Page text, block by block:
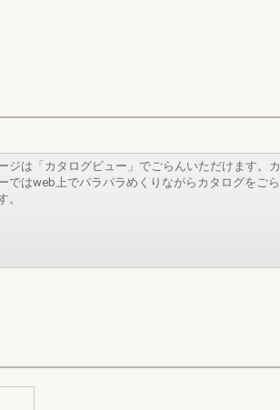
ジは「カタログビュー」でごらんいただけます。カ
ではweb上でパラパラめくりながらカタログをごら
。